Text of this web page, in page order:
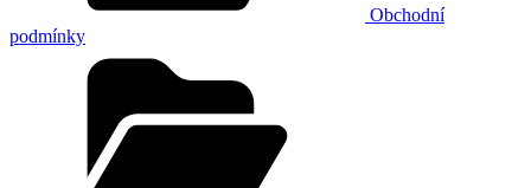
Obchodní
podmínky